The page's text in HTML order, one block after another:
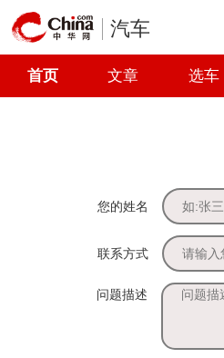
汽车
首页 文章 选车
您的姓名
联系方式
问题描述